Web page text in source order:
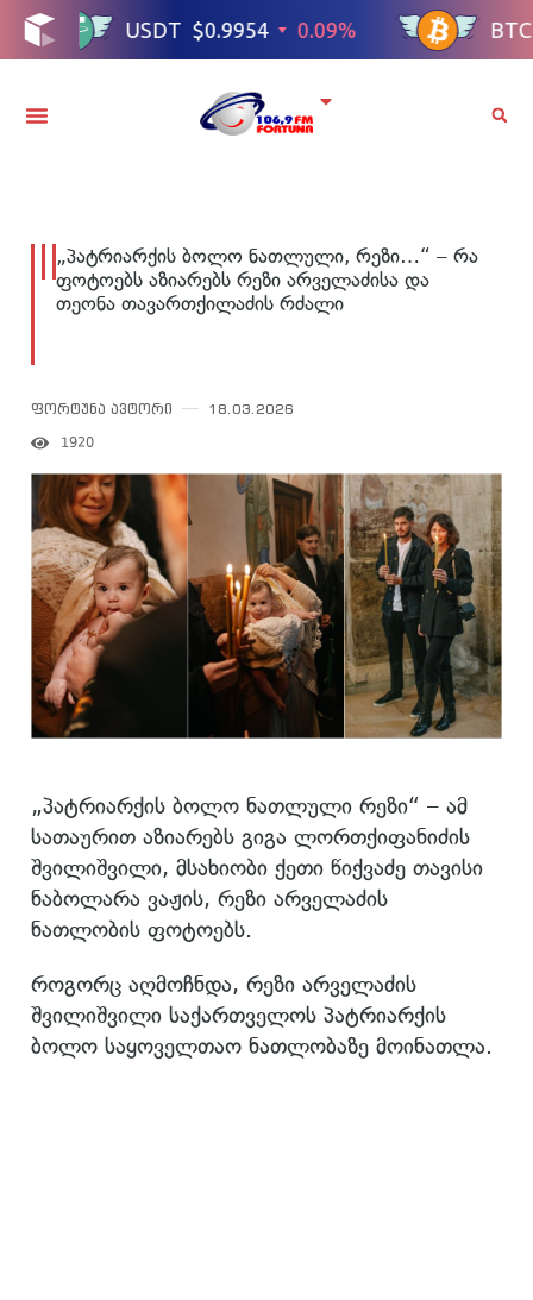
„პატრიარქის ბოლო ნათლული, რეზი…“ – რა
ფოტოებს აზიარებს რეზი არველაძისა და
თეონა თავართქილაძის რძალი
ფორტუნა ავტორი 18.03.2026
1920
„პატრიარქის ბოლო ნათლული რეზი“ – ამ
სათაურით აზიარებს გიგა ლორთქიფანიძის
შვილიშვილი, მსახიობი ქეთი წიქვაძე თავისი
ნაბოლარა ვაჟის, რეზი არველაძის
ნათლობის ფოტოებს.
როგორც აღმოჩნდა, რეზი არველაძის
შვილიშვილი საქართველოს პატრიარქის
ბოლო საყოველთაო ნათლობაზე მოინათლა.